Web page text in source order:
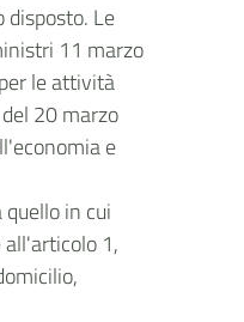
Le
11 marzo
le attività
20 marzo
e
in cui
1,